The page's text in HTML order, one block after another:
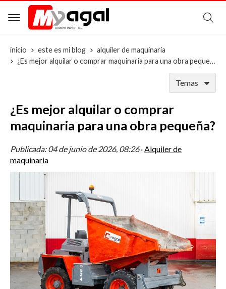
inicio este es mi blog
alquiler de maquinaria
¿Es mejor alquilar o comprar maquinaria para una obra pequeña?
Temas
¿Es mejor alquilar o comprar
maquinaria para una obra pequeña?
Publicada: 04 de junio de 2026, 08:26·Alquiler de
maquinaria